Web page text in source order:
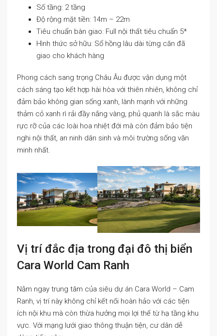
Số tầng: 2 tầng
Độ rộng mặt tiền: 14m – 22m
Tiêu chuẩn bàn giao: Full nội thất tiêu chuẩn 5*
Hình thức sở hữu: Sổ hồng lâu dài từng căn đã
giao cho khách hàng
Phong cách sang trọng Châu Âu được vận dụng một
cách sáng tạo kết hợp hài hòa với thiên nhiên, không chỉ
đảm bảo không gian sống xanh, lành mạnh với những
thảm cỏ xanh rì rải đầy nắng vàng, phủ quanh là sắc màu
rực rỡ của các loài hoa nhiệt đới mà còn đảm bảo tiện
nghi nội thất, an ninh dân sinh và môi trường sống văn
minh nhất.
Vị trí đắc địa trong đại đô thị biển
Cara World Cam Ranh
Nằm ngay trung tâm của siêu dự án Cara World – Cam
Ranh, vị trí này không chỉ kết nối hoàn hảo với các tiện
ích nội khu mà còn thừa hưởng mọi lợi thế từ hạ tầng khu
vực. Với mạng lưới giao thông thuận tiện, cư dân dễ